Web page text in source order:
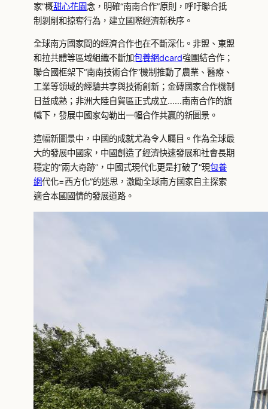
家”概甜心花園念，明確“南南合作”原則，呼吁聯合抵
制剝削和掠奪行為，建立國際經濟新秩序。
全球南方國家間的經濟合作也在不斷深化。非盟、東盟
和拉共體等區域組織不斷加包養網dcard強團結合作；
聯合國框架下“南南技術合作”機制推動了農業、醫療、
工業等領域的經驗共享與技術創新；金磚國家合作機制
日益成熟；非洲大陸自貿區正式成立……南南合作的旗
幟下，發展中國家勾勒出一幅合作共贏的新圖景。
這幅新圖景中，中國的成就尤為令人矚目。作為全球最
大的發展中國家，中國創造了經濟快速發展和社會長期
穩定的“兩大奇跡”，中國式現代化更是打破了“現包養
網代化=西方化”的迷思，激勵全球南方國家自主探索
適合本國國情的發展道路。